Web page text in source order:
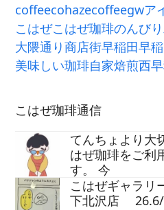
coffeecohazecoffeegwア
こはぜこはぜ珈琲のんびり
大隈通り商店街早稲田早
美味しい珈琲自家焙煎西
こはぜ珈琲通信
てんちょより大
はぜ珈琲をご利
す。 今
こはぜギャラリ
下北沢店 26.6/